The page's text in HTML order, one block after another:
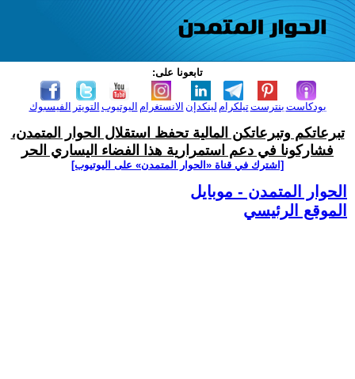
تابعونا على:
الفيسبوك التويتر اليوتيوب الانستغرام لينكدإن تيلكرامبنترست بودكاست
تبرعاتكم وتبرعاتكن المالية تحفظ استقلال الحوار المتمدن،
فشاركونا في دعم استمرارية هذا الفضاء اليساري الحر
[اشترك في قناة ‫«الحوار المتمدن» على اليوتيوب]
الحوار المتمدن - موبايل
الموقع الرئيسي